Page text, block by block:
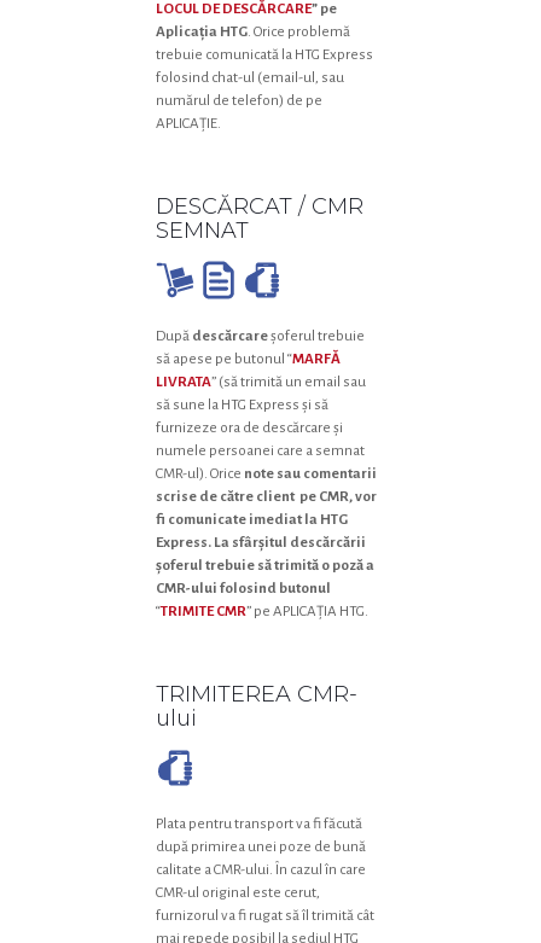
LOCUL DE DESCĂRCARE” pe
Aplicația HTG. Orice problemă
trebuie comunicată la HTG Express
folosind chat-ul (email-ul, sau
numărul de telefon) de pe
APLICAȚIE.
DESCĂRCAT / CMR
SEMNAT
După descărcareșoferul trebuie
să apese pe butonul “MARFĂ
LIVRATA” (să trimită un email sau
să sune la HTG Express și să
furnizeze ora de descărcare și
numele persoanei care a semnat
CMR-ul). Orice note sau comentarii
scrise de către client pe CMR, vor
fi comunicate imediat la HTG
Express. La sfârșitul descărcării
șoferul trebuie să trimită o poză a
CMR-ului folosind butonul
“TRIMITE CMR” pe APLICAȚIA HTG.
TRIMITEREA CMR-
ului
Plata pentru transport va fi făcută
după primirea unei poze de bună
calitate a CMR-ului. În cazul în care
CMR-ul original este cerut,
furnizorul va fi rugat să îl trimită cât
mai repede posibil la sediul HTG